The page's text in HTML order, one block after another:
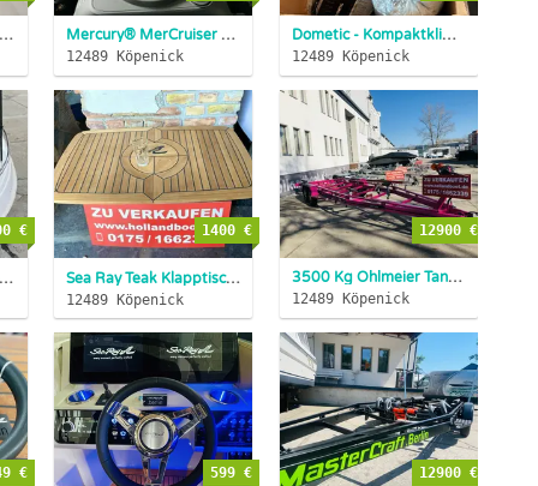
Trefoil VA-Stahl 10 KG Anker m.Verschlusssystem INKL. BUGROL...
Mercury® MerCruiser Motor 6,2 L 350 PS V8 NEU Inzahln. mögl...
12489 Köpenick
Dometic - Kompaktklimaanlage, 6.000 BTU/h DTU10-1161-41...
12489 Köpenick
EDEN 18 BJ 2020
INZAHLUNGNAHME ER...
€
Sea Ray Teak Klapptisch NEU 190 210 230 250 265 320
12489 Köpenick
1400 €
3500 Kg Ohlmeier Tandemtrailer Bootsanhänger NEU sofort lief...
12489 Köpenick
12900 €
€ 599 € 12900 €